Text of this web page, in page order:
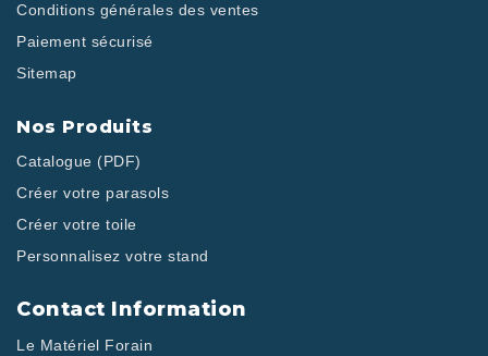
Conditions générales des ventes
Paiement sécurisé
Sitemap
Nos Produits
Catalogue (PDF)
Créer votre parasols
Créer votre toile
Personnalisez votre stand
Contact Information
Le Matériel Forain